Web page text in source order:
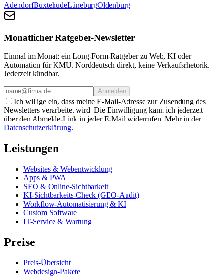
AdendorfBuxtehudeLüneburgOldenburg
Monatlicher Ratgeber-Newsletter
Einmal im Monat: ein Long-Form-Ratgeber zu Web, KI oder
Automation für KMU. Norddeutsch direkt, keine Verkaufsrhetorik.
Jederzeit kündbar.
Anmelden
Ich willige ein, dass meine E-Mail-Adresse zur Zusendung des
Newsletters verarbeitet wird. Die Einwilligung kann ich jederzeit
über den Abmelde-Link in jeder E-Mail widerrufen. Mehr in der
Datenschutzerklärung.
Leistungen
Websites & Webentwicklung
Apps & PWA
SEO & Online-Sichtbarkeit
KI-Sichtbarkeits-Check (GEO-Audit)
Workflow-Automatisierung & KI
Custom Software
IT-Service & Wartung
Preise
Preis-Übersicht
Webdesign-Pakete